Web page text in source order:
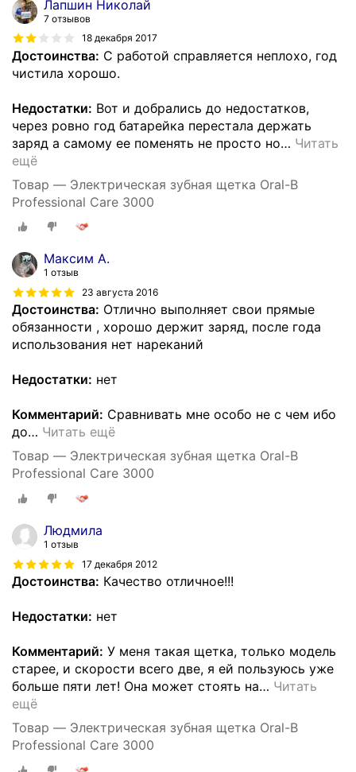
Лапшин Николай
7 отзывов
18 декабря 2017
Достоинства: С работой справляется неплохо, год
чистила хорошо.
Недостатки: Вот и добрались до недостатков,
через ровно год батарейка перестала держать
заряд а самому ее поменять не просто но… Читать
ещё
Товар — Электрическая зубная щетка Oral-B
Professional Care 3000
Максим А.
1 отзыв
23 августа 2016
Достоинства: Отлично выполняет свои прямые
обязанности , хорошо держит заряд, после года
использования нет нареканий
Недостатки: нет
Комментарий: Сравнивать мне особо не с чем ибо
до… Читать ещё
Товар — Электрическая зубная щетка Oral-B
Professional Care 3000
Людмила
1 отзыв
17 декабря 2012
Достоинства: Качество отличное!!!
Недостатки: нет
Комментарий: У меня такая щетка, только модель
старее, и скорости всего две, я ей пользуюсь уже
больше пяти лет! Она может стоять на… Читать
ещё
Товар — Электрическая зубная щетка Oral-B
Professional Care 3000